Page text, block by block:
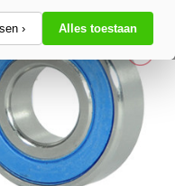
› Alles toestaan